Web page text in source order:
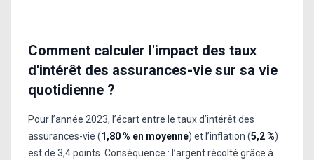
Comment calculer l'impact des taux
d'intérêt des assurances-vie sur sa vie
quotidienne ?
Pour l’année 2023, l’écart entre le taux d’intérêt des
assurances-vie (1,80 % en moyenne) et l’inflation (5,2 %)
est de 3,4 points. Conséquence : l’argent récolté grâce à